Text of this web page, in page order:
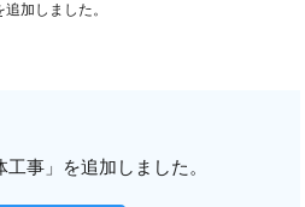
加しました。
事」を追加しました。